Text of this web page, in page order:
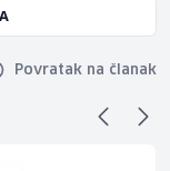
Povratak na članak